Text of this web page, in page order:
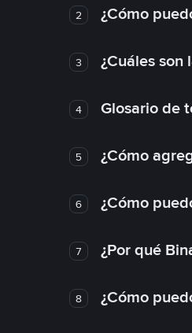
2 ¿Cómo
3 ¿Cuáles
4 Glosario de
5 ¿Cómo
6 ¿Cómo
7 ¿Por qué
8 ¿Cómo